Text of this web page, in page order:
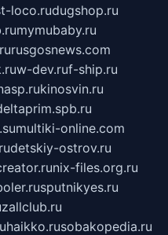
loco.rudugshop.ru
mymubaby.ru
rusgosnews.com
w-dev.ruf-ship.ru
kinosvin.ru
multiki-online.com
detskiy-ostrov.ru
nix-files.org.ru
sputnikyes.ru
zallclub.ru
haikko.rusobakopedia.ru